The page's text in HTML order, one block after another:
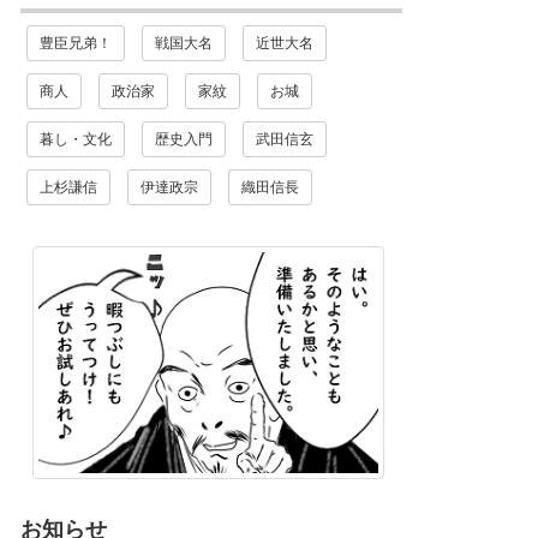
豊臣兄弟！ 戦国大名 近世大名
商人 政治家 家紋 お城
暮し・文化 歴史入門 武田信玄
上杉謙信 伊達政宗 織田信長
お知らせ